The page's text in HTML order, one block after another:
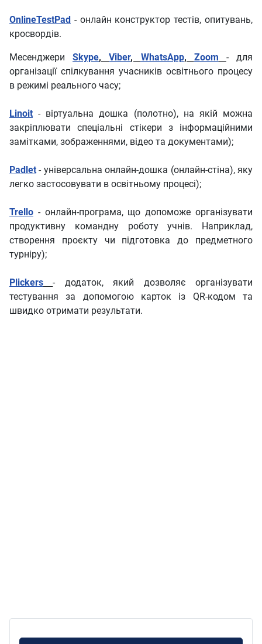
OnlineTestPad - онлайн конструктор тестів, опитувань,
кросвордів.
МесенджериSkype,Viber, WhatsApp, Zoom
- для
організації спілкування учасників освітнього процесу
в режимі реального часу;
Linoit - віртуальна дошка (полотно), на якій можна
закріплювати спеціальні стікери з інформаційними
замітками, зображеннями, відео та документами);
Padlet - універсальна онлайн-дошка (онлайн-стіна), яку
легко застосовувати в освітньому процесі);
Trello - онлайн-програма, що допоможе організувати
продуктивну командну роботу учнів. Наприклад,
створення проєкту чи підготовка до предметного
турніру);
Plickers
- додаток, який дозволяє організувати
тестування за допомогою карток із QR-кодом та
швидко отримати результати.